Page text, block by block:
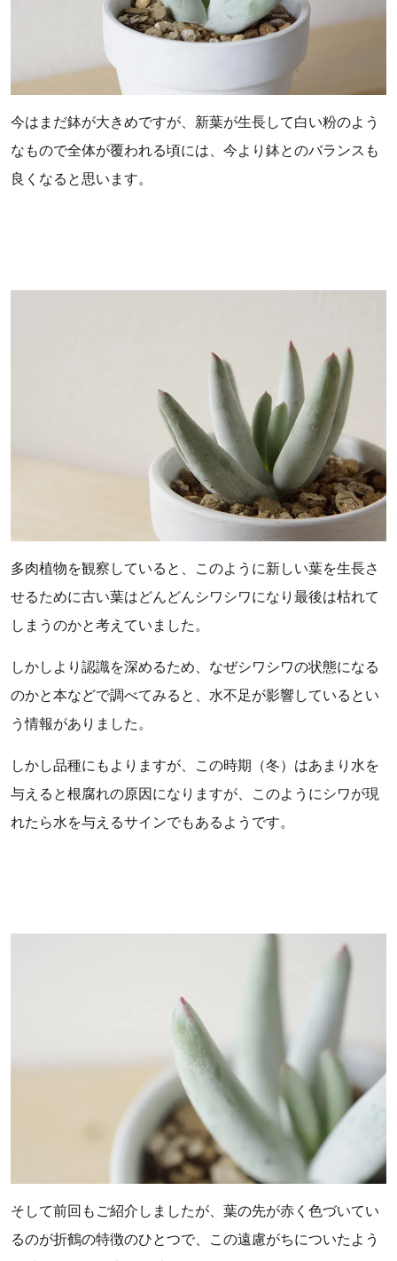
今はまだ鉢が大きめですが、新葉が生長して白い粉のよう
なもので全体が覆われる頃には、今より鉢とのバランスも
良くなると思います。
多肉植物を観察していると、このように新しい葉を生長さ
せるために古い葉はどんどんシワシワになり最後は枯れて
しまうのかと考えていました。
しかしより認識を深めるため、なぜシワシワの状態になる
のかと本などで調べてみると、水不足が影響しているとい
う情報がありました。
しかし品種にもよりますが、この時期（冬）はあまり水を
与えると根腐れの原因になりますが、このようにシワが現
れたら水を与えるサインでもあるようです。
そして前回もご紹介しましたが、葉の先が赤く色づいてい
るのが折鶴の特徴のひとつで、この遠慮がちについたよう